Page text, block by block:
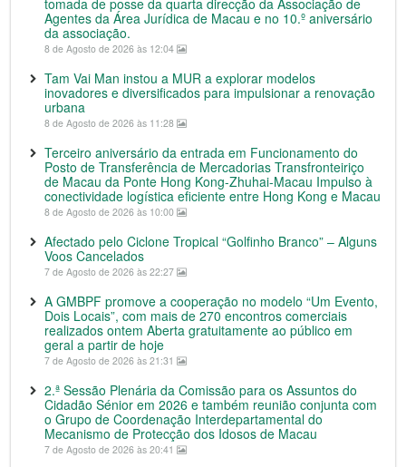
tomada de posse da quarta direcção da Associação de
Agentes da Área Jurídica de Macau e no 10.º aniversário
da associação.
8 de Agosto de 2026 às 12:04
Tam Vai Man instou a MUR a explorar modelos
inovadores e diversificados para impulsionar a renovação
urbana
8 de Agosto de 2026 às 11:28
Terceiro aniversário da entrada em Funcionamento do
Posto de Transferência de Mercadorias Transfronteiriço
de Macau da Ponte Hong Kong-Zhuhai-Macau Impulso à
conectividade logística eficiente entre Hong Kong e Macau
8 de Agosto de 2026 às 10:00
Afectado pelo Ciclone Tropical “Golfinho Branco” – Alguns
Voos Cancelados
7 de Agosto de 2026 às 22:27
A GMBPF promove a cooperação no modelo “Um Evento,
Dois Locais”, com mais de 270 encontros comerciais
realizados ontem Aberta gratuitamente ao público em
geral a partir de hoje
7 de Agosto de 2026 às 21:31
2.ª Sessão Plenária da Comissão para os Assuntos do
Cidadão Sénior em 2026 e também reunião conjunta com
o Grupo de Coordenação Interdepartamental do
Mecanismo de Protecção dos Idosos de Macau
7 de Agosto de 2026 às 20:41